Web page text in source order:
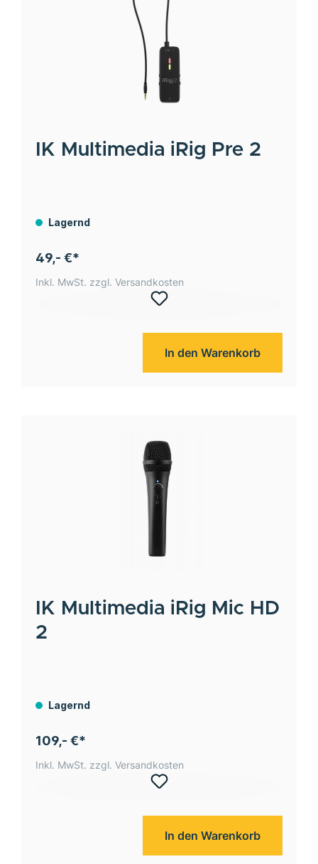
IK Multimedia iRig Pre 2
Lagernd
49,- €*
Inkl. MwSt. zzgl. Versandkosten
In den Warenkorb
IK Multimedia iRig Mic HD
2
Lagernd
109,- €*
Inkl. MwSt. zzgl. Versandkosten
In den Warenkorb